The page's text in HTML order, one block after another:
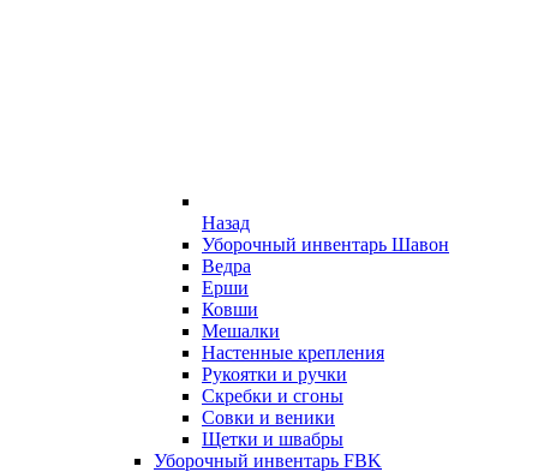
Назад
Уборочный инвентарь Шавон
Ведра
Ерши
Ковши
Мешалки
Настенные крепления
Рукоятки и ручки
Скребки и сгоны
Совки и веники
Щетки и швабры
Уборочный инвентарь FBK